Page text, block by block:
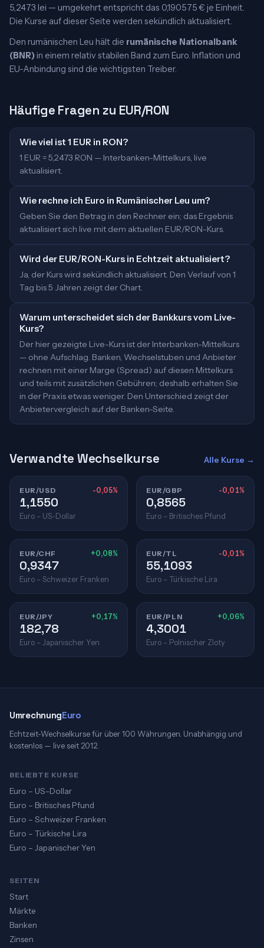
5,2473 lei — umgekehrt entspricht das 0,190575 € je Einheit.
Die Kurse auf dieser Seite werden sekündlich aktualisiert.
Den rumänischen Leu hält die rumänische Nationalbank
(BNR)in einem relativ stabilen Band zum Euro. Inflation und
EU-Anbindung sind die wichtigsten Treiber.
Häufige Fragen zu EUR/RON
Wie viel ist 1 EUR in RON?
1 EUR = 5,2473 RON — Interbanken-Mittelkurs, live
aktualisiert.
Wie rechne ich Euro in Rumänischer Leu um?
Geben Sie den Betrag in den Rechner ein; das Ergebnis
aktualisiert sich live mit dem aktuellen EUR/RON-Kurs.
Wird der EUR/RON-Kurs in Echtzeit aktualisiert?
Ja, der Kurs wird sekündlich aktualisiert. Den Verlauf von 1
Tag bis 5 Jahren zeigt der Chart.
Warum unterscheidet sich der Bankkurs vom Live-
Kurs?
Der hier gezeigte Live-Kurs ist der Interbanken-Mittelkurs
— ohne Aufschlag. Banken, Wechselstuben und Anbieter
rechnen mit einer Marge (Spread) auf diesen Mittelkurs
und teils mit zusätzlichen Gebühren; deshalb erhalten Sie
in der Praxis etwas weniger. Den Unterschied zeigt der
Anbietervergleich auf der Banken-Seite.
Verwandte Wechselkurse Alle Kurse →
EUR/USD -0,05%
1,1550
Euro – US-Dollar
EUR/GBP -0,01%
0,8565
Euro – Britisches Pfund
EUR/CHF +0,08%
0,9347
Euro – Schweizer Franken
EUR/TL -0,01%
55,1093
Euro – Türkische Lira
EUR/JPY +0,17%
182,78
Euro – Japanischer Yen
EUR/PLN +0,06%
4,3001
Euro – Polnischer Zloty
UmrechnungEuro
Echtzeit-Wechselkurse für über 100 Währungen. Unabhängig und
kostenlos — live seit 2012.
BELIEBTE KURSE
Euro – US-Dollar
Euro – Britisches Pfund
Euro – Schweizer Franken
Euro – Türkische Lira
Euro – Japanischer Yen
SEITEN
Start
Märkte
Banken
Zinsen